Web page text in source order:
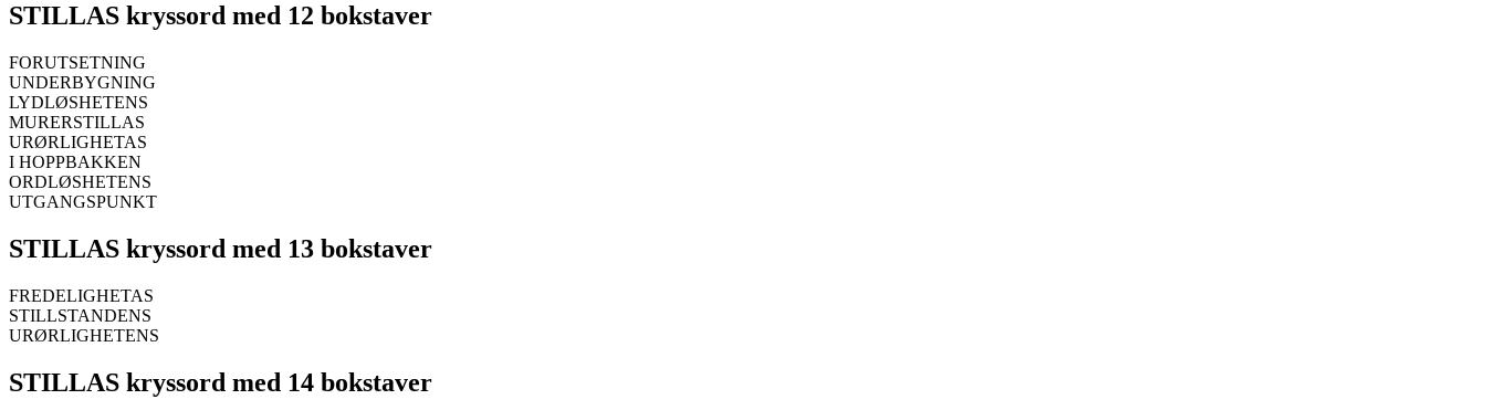
STILLAS kryssord med 12 bokstaver
FORUTSETNING
UNDERBYGNING
LYDLØSHETENS
MURERSTILLAS
URØRLIGHETAS
I HOPPBAKKEN
ORDLØSHETENS
UTGANGSPUNKT
STILLAS kryssord med 13 bokstaver
FREDELIGHETAS
STILLSTANDENS
URØRLIGHETENS
STILLAS kryssord med 14 bokstaver